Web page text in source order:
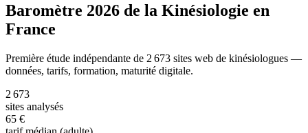
Baromètre 2026 de la Kinésiologie en
France
Première étude indépendante de 2 673 sites web de kinésiologues —
données, tarifs, formation, maturité digitale.
2 673
sites analysés
65 €